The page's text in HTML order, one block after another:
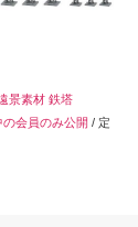
景素材 鉄塔
の会員のみ公開 / 定